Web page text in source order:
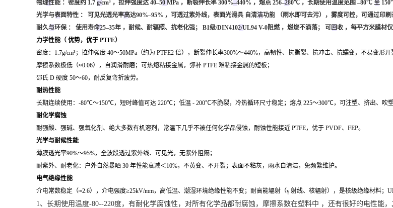
物理性能 ：密度约 1.7 g/cm³ ，拉伸强度达 40–50 MPa ，断裂伸长率 300%–440% ，熔点 256–280℃ ，长期使用温度范围 –80℃ 至
光学与表面特性 ： 可见光透光率高达90%–95% ，可透过紫外线，表面光滑具 自清洁功能 （雨水即可去污），雾度可控，可通过印
耐久与环保： 使用寿命25–35年 ，耐候、耐辐照、抗老化强； B1级/DIN4102/UL94 V-0阻燃，燃烧不滴落； 可回收 ，每平方米膜材
力学性能（ 优势，优于 PTFE）
密度： 1.7g/cm³；拉伸强度 40～50MPa（约为 PTFE2 倍），断裂伸长率300%～440%，高韧性、抗撕裂、抗冲击、抗蠕变，不易变形开
摩擦系数极低（≈0.06），自润滑耐磨；可热熔粘接金属，弥补 PTFE 难粘接金属的短板；
邵氏 D 硬度 50～60，耐反复弯折疲劳。
耐热性能
长期连续使用： -80℃～150℃，短时峰值可达 220℃；低温 - 200℃不脆裂，冷热循环尺寸稳定；熔点 225～300℃，可注塑、挤出、吹塑
耐化学腐蚀
耐强酸、强碱、强氧化剂、绝大多数有机溶剂，常温下几乎不被任何化学品侵蚀，耐蚀性能接近 PTFE，优于 PVDF、FEP。
光学与耐候性能
薄膜透光率90%～95%，全波段透过紫外线、可见光，无紫外阻隔；
耐紫外、耐老化：户外自然暴晒 30 年性能衰减＜10%，不黄变、不开裂；表面不粘灰， 雨水自清洁，免频繁维护。
电气绝缘性能
介电常数稳定（≈2.6），介电强度≥25kV/mm，高低温、潮湿环境绝缘性能不变；耐高能辐射（γ 射线、核辐射），是核级绝缘材料；
1、长期使用温度-80--220度，有耐化学腐蚀性，对所有化学品都耐腐蚀， 摩擦系数在塑料中 ，还有很好的电性能，